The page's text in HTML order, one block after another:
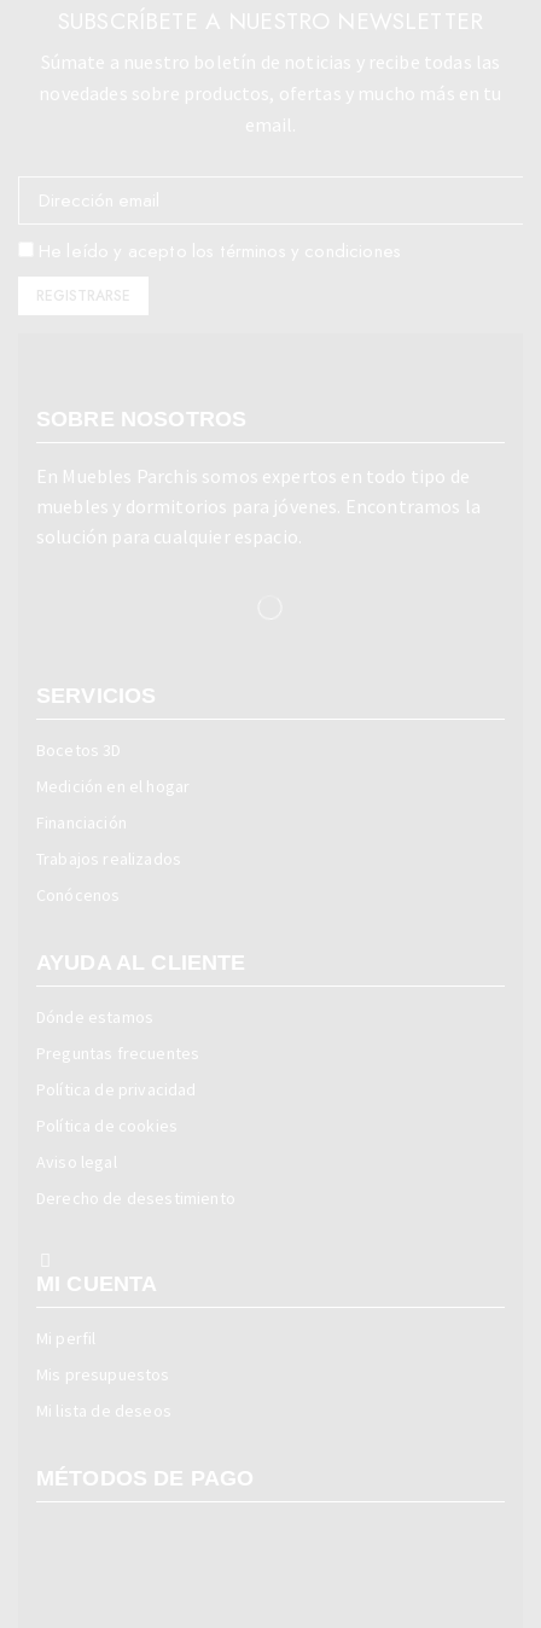
SOBRE NOSOTROS
En Muebles Parchis somos expertos en todo tipo de
muebles y dormitorios para jóvenes. Encontramos la
solución para cualquier espacio.
SERVICIOS
Bocetos 3D
Medición en el hogar
Financiación
Trabajos realizados
Conócenos
AYUDA AL CLIENTE
Dónde estamos
Preguntas frecuentes
Política de privacidad
Política de cookies
Aviso legal
Derecho de desestimiento
MI CUENTA
Mi perfil
Mis presupuestos
Mi lista de deseos
MÉTODOS DE PAGO